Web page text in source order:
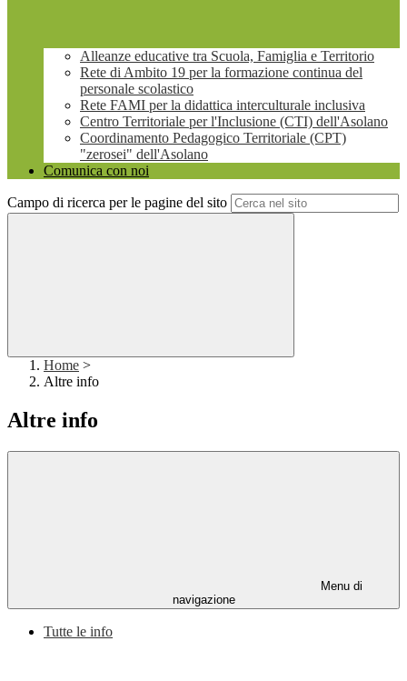
Alleanze educative tra Scuola, Famiglia e Territorio
Rete di Ambito 19 per la formazione continua del
personale scolastico
Rete FAMI per la didattica interculturale inclusiva
Centro Territoriale per l'Inclusione (CTI) dell'Asolano
Coordinamento Pedagogico Territoriale (CPT)
"zerosei" dell'Asolano
Comunica con noi
Campo di ricerca per le pagine del sito
Home >
Altre info
Altre info
Menu di
navigazione
Tutte le info